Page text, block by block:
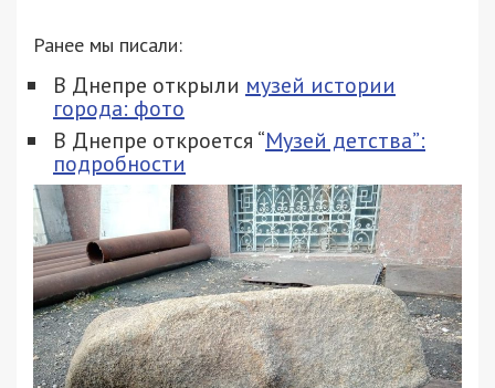
Ранее мы писали:
В Днепре открыли музей истории
города: фото
В Днепре откроется “Музей детства”:
подробности